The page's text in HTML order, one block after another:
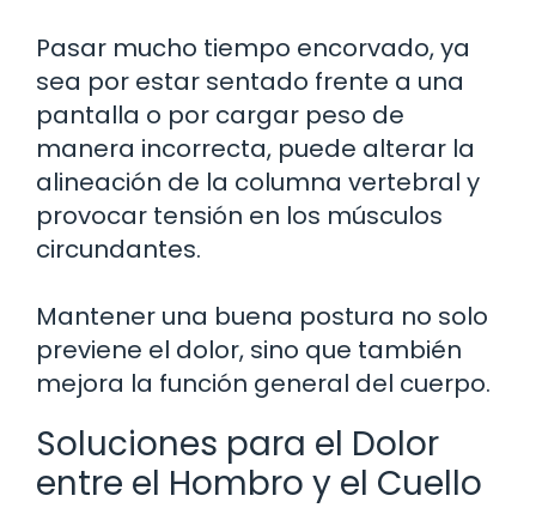
Pasar mucho tiempo encorvado, ya
sea por estar sentado frente a una
pantalla o por cargar peso de
manera incorrecta, puede alterar la
alineación de la columna vertebral y
provocar tensión en los músculos
circundantes.
Mantener una buena postura no solo
previene el dolor, sino que también
mejora la función general del cuerpo.
Soluciones para el Dolor
entre el Hombro y el Cuello